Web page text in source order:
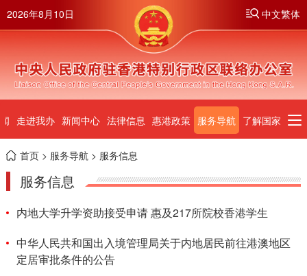
2026年8月10日 中文繁体
走进我办 新闻中心 法律信息 惠港政策 服务导航 了解国家
首页> 服务导航> 服务信息
服务信息
内地大学升学资助接受申请 惠及217所院校香港学生
中华人民共和国出入境管理局关于内地居民前往港澳地区
定居审批条件的公告